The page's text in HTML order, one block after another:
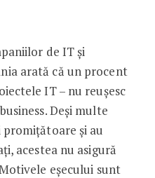
de IT și
arată că un procent
IT – nu reușesc
Deși multe
și au
acestea nu asigură
eșecului sunt